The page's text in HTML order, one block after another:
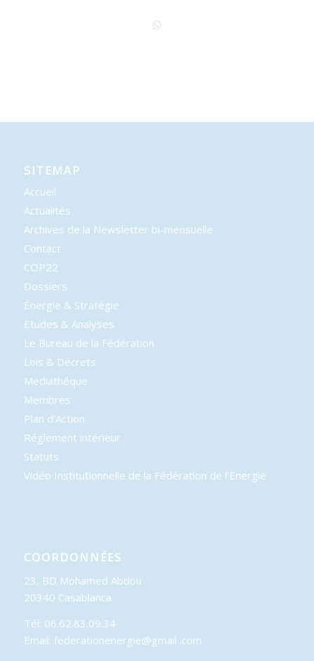
SITEMAP
Accueil
Actualités
Archives de la Newsletter bi-mensuelle
Contact
COP22
Dossiers
Énergie & Stratégie
Etudes & Analyses
Le Bureau de la Fédération
Lois & Décrets
Mediathéque
Membres
Plan d’Action
Réglement intérieur
Statuts
Vidéo Institutionnelle de la Fédération de l’Energie
COORDONNÉES
23, BD Mohamed Abdou
20340 Casablanca
Tél: 06.62.83.09.34
Email: federationenergie@gmail .com